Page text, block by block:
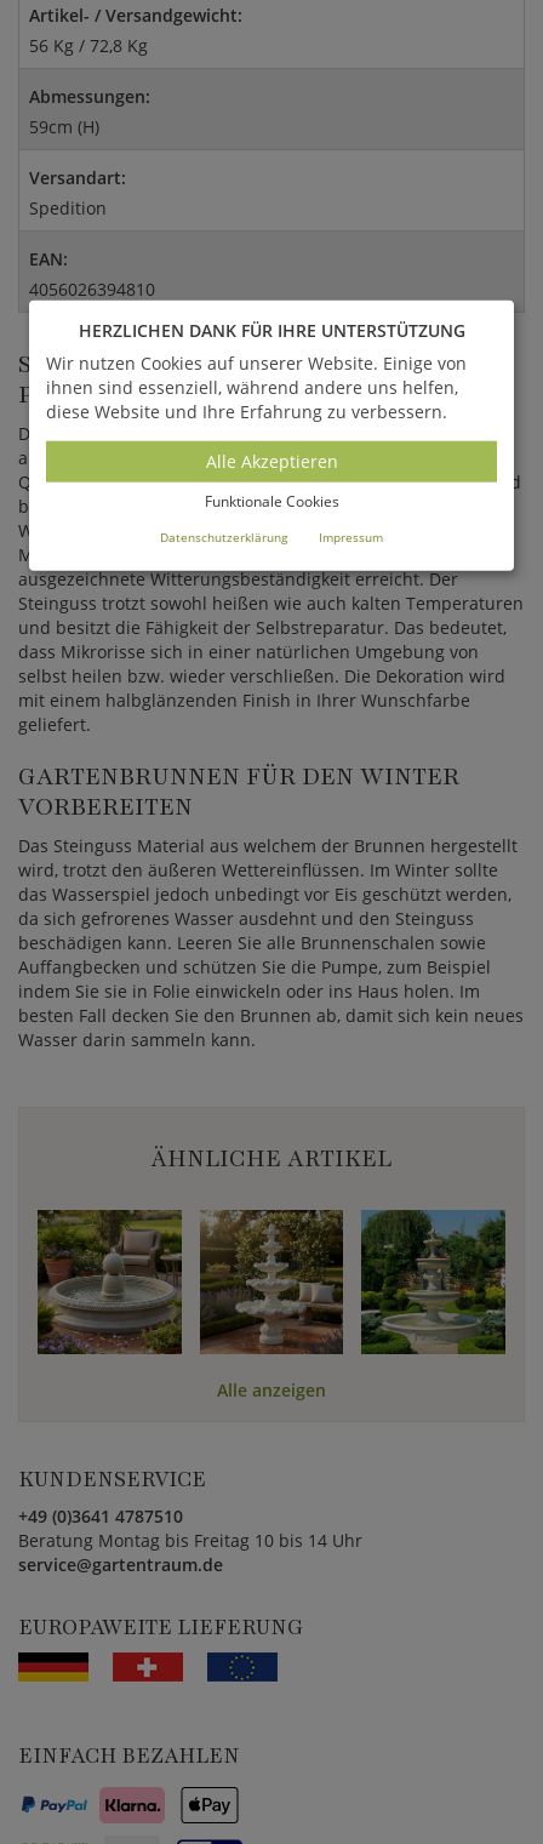
Artikel- / Versandgewicht:
56 Kg / 72,8 Kg
Abmessungen:
59cm (H)
Versandart:
Spedition
EAN:
4056026394810
STEINGUSS BRUNNEN FÜR GÄRTEN,
PARKS UND STÄDTE
Der Gartenbrunnen wird aus hochwertigem Kunststein
angefertigt und enthält unter anderem Bestandteile von
Quarz, Kalkstein und Feldspäten. Der Brunnen wird von Hand
bemalt, wodurch einzigartige Farbverläufe entstehen. Jedes
Wasserspiel ist ein Unikat, welches durch hochqualitative
Materialien und eine professionelle Verarbeitung eine
ausgezeichnete Witterungsbeständigkeit erreicht. Der
Steinguss trotzt sowohl heißen wie auch kalten Temperaturen
und besitzt die Fähigkeit der Selbstreparatur. Das bedeutet,
dass Mikrorisse sich in einer natürlichen Umgebung von
selbst heilen bzw. wieder verschließen. Die Dekoration wird
mit einem halbglänzenden Finish in Ihrer Wunschfarbe
geliefert.
GARTENBRUNNEN FÜR DEN WINTER
VORBEREITEN
Das Steinguss Material aus welchem der Brunnen hergestellt
wird, trotzt den äußeren Wettereinflüssen. Im Winter sollte
das Wasserspiel jedoch unbedingt vor Eis geschützt werden,
da sich gefrorenes Wasser ausdehnt und den Steinguss
beschädigen kann. Leeren Sie alle Brunnenschalen sowie
Auffangbecken und schützen Sie die Pumpe, zum Beispiel
indem Sie sie in Folie einwickeln oder ins Haus holen. Im
besten Fall decken Sie den Brunnen ab, damit sich kein neues
Wasser darin sammeln kann.
ÄHNLICHE ARTIKEL
Alle anzeigen
KUNDENSERVICE
+49 (0)3641 4787510
Beratung Montag bis Freitag 10 bis 14 Uhr
service@gartentraum.de
EUROPAWEITE LIEFERUNG
EINFACH BEZAHLEN
HERZLICHEN DANK FÜR IHRE UNTERSTÜTZUNG
Wir nutzen Cookies auf unserer Website. Einige von
ihnen sind essenziell, während andere uns helfen,
diese Website und Ihre Erfahrung zu verbessern.
Alle Akzeptieren
Funktionale Cookies
Datenschutzerklärung Impressum